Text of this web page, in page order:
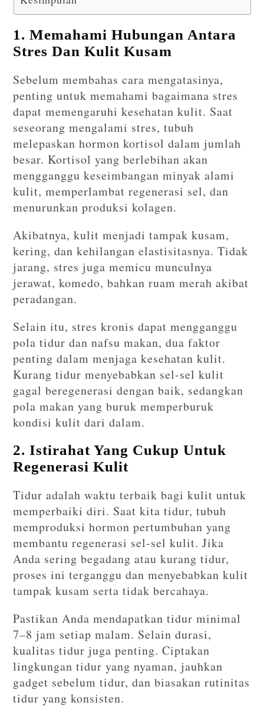
1. Memahami Hubungan Antara
Stres Dan Kulit Kusam
Sebelum membahas cara mengatasinya,
penting untuk memahami bagaimana stres
dapat memengaruhi kesehatan kulit. Saat
seseorang mengalami stres, tubuh
melepaskan hormon kortisol dalam jumlah
besar. Kortisol yang berlebihan akan
mengganggu keseimbangan minyak alami
kulit, memperlambat regenerasi sel, dan
menurunkan produksi kolagen.
Akibatnya, kulit menjadi tampak kusam,
kering, dan kehilangan elastisitasnya. Tidak
jarang, stres juga memicu munculnya
jerawat, komedo, bahkan ruam merah akibat
peradangan.
Selain itu, stres kronis dapat mengganggu
pola tidur dan nafsu makan, dua faktor
penting dalam menjaga kesehatan kulit.
Kurang tidur menyebabkan sel-sel kulit
gagal beregenerasi dengan baik, sedangkan
pola makan yang buruk memperburuk
kondisi kulit dari dalam.
2. Istirahat Yang Cukup Untuk
Regenerasi Kulit
Tidur adalah waktu terbaik bagi kulit untuk
memperbaiki diri. Saat kita tidur, tubuh
memproduksi hormon pertumbuhan yang
membantu regenerasi sel-sel kulit. Jika
Anda sering begadang atau kurang tidur,
proses ini terganggu dan menyebabkan kulit
tampak kusam serta tidak bercahaya.
Pastikan Anda mendapatkan tidur minimal
7–8 jam setiap malam. Selain durasi,
kualitas tidur juga penting. Ciptakan
lingkungan tidur yang nyaman, jauhkan
gadget sebelum tidur, dan biasakan rutinitas
tidur yang konsisten.